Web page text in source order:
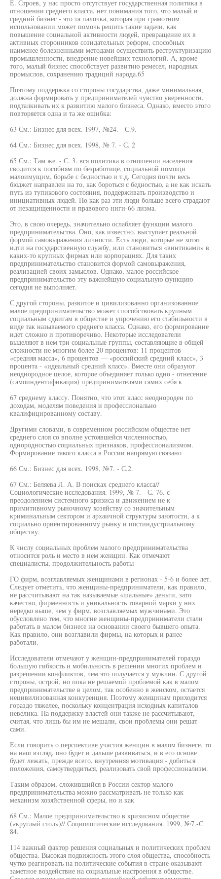
Е. Строев, у нас просто отсутствует государственная политика в
отношении среднего класса, нет понимания того, что малый и
средний бизнес - это та палочка, которая при грамотном
использовании может помочь решить такие задачи, как
повышение социальной активности людей, превращение их в
активных сторонников созидательных реформ, способных
наименее болезненными методами осуществить реструктуризацию
промышленности, внедрение новейших технологий. А, кроме
того, малый бизнес способствует развитию ремесел, народных
промыслов, сохранению традиций народа.65
Поэтому поддержка со стороны государства, даже минимальная,
должна формировать у предпринимателей чувство уверенности,
подталкивать их к развитию малого бизнеса. Однако, вместо этого
повторяется одна и та же ошибка:
63 См.: Бизнес для всех. 1997, №24. - С.9.
64 См.: Бизнес для всех. 1998, № 7. - С. 2
65 См.: Там же. - С. 3. вся политика в отношении населения
сводится к пособиям по безработице, социальной помощи
малоимущим, борьбе с бедностью и т.д. Сегодня почти весь
бюджет направлен на то, как бороться с бедностью, а не как искать
путь из тупикового состояния, поддерживать производство и
инициативных людей. Но как раз эти люди больше всего страдают
от незащищенности и правового ниги-66 лизма.
Это, в свою очередь, значительно ослабляет функции малого
предпринимательства. Оно, как известно, выступает реальной
формой самовыражения личности. Есть люди, которые не хотят
идти на государственную службу, или становиться «винтиками» в
каких-то крупных фирмах или корпорациях. Для таких
предпринимательство становится формой самовыражения,
реализацией своих замыслов. Однако, малое российское
предпринимательство эту важнейшую социальную функцию
сегодня не выполняет.
С другой стороны, развитое и цивилизованно организованное
малое предпринимательство может способствовать крупным
социальным сдвигам в обществе и упрочению его стабильности в
виде так называемого среднего класса. Однако, его формирование
идет сложно и противоречиво. Некоторые исследователи
выделяют в нем три социальные группы, составляющие в общей
сложности не многим более 20 процентов: 11 процентов -
«средняя масса», 6 процентов — «российский средний класс», 3
процента - «идеальный средний класс». Вместе они образуют
неоднородное целое, которое объединяет только одно - отнесение
(самоиндентификация) предпринимателями самих себя к
67 среднему классу. Понятно, что этот класс неоднороден по
доходам, моделям поведения и профессионально
квалифицированному составу.
Другими словами, в современном российском обществе нет
среднего слоя со вполне устоявшейся численностью,
однородностью социальных признаков, профессионализмом.
Формирование такого класса в России напрямую связано
66 См.: Бизнес для всех. 1998, №7. - С.2.
67 См.: Беляева Л. А. В поисках среднего класса//
Социологические исследования. 1999, № 7. - С. 76. с
преодолением системного кризиса и движением не к
примитивному рыночному хозяйству со значительным
криминальным сектором и архаичной структуры занятости, а к
социально ориентированному рынку и постиндустриальному
обществу.
К числу социальных проблем малого предпринимательства
относится роль и место в нем женщин. Как отмечают
специалисты, продолжительность работы
ГО фирм, возглавляемых женщинами в регионах - 5-6 и более лет.
Следует отметить, что женщины-предприниматели, как правило,
не рассчитывают на так называемые «шальные» деньги, зато
качество, фирменность и уникальность товарной марки у них
нередко выше, чем у фирм, возглавляемых мужчинами. Это
обусловлено тем, что многие женщины-предприниматели стали
работать в малом бизнесе на основании своего бывшего опыта.
Как правило, они возглавили фирмы, на которых и ранее
работали.
Исследователи отмечают у женщин-предпринимателей гораздо
большую гибкость и мобильность в решении многих проблем и
разрешении конфликтов, чем это получается у мужчин. С другой
стороны, острой, но пока не решаемой проблемой как в малом
предпринимательстве в целом, так особенно в женском, остается
нецивилизованная конкуренция. Поэтому женщинам приходится
гораздо тяжелее, поскольку концентрация исходных капиталов
невелика. На поддержку властей они также не рассчитывают,
считая, что лишь бы им не мешали, свои проблемы они решат
сами.
Если говорить о перспективе участия женщин в малом бизнесе, то
на наш взгляд, оно будет и дальше развиваться, и в его основе
будет лежать, прежде всего, внутренняя мотивация - добиться
положения, самоутвердиться, реализовать свой профессионализм.
Таким образом, сложившийся в России сектор малого
предпринимательства можно рассматривать не только как
механизм хозяйственной сферы, но и как
68 См.: Малое предпринимательство в кризисном обществе
(«круглый стол»)// Социологические исследования. 1999, №7.-С
84.
114 важный фактор решения социальных и политических проблем
общества. Высокая подвижность этого слоя общества, способность
чутко реагировать на политические события в стране оказывают
заметное воздействие на социальные настроения в обществе.